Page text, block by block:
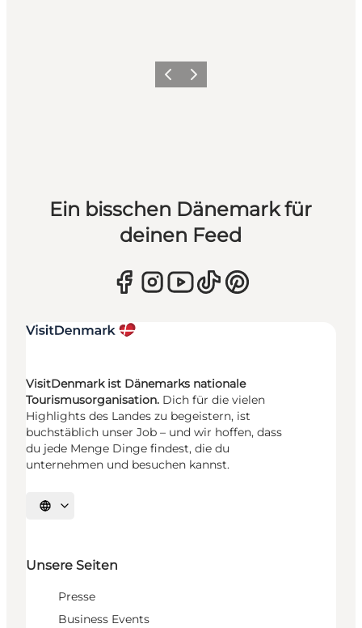
ZurückWeiter
Ein bisschen Dänemark für
deinen Feed
VisitDenmark ist Dänemarks nationale
Tourismusorganisation. Dich für die vielen
Highlights des Landes zu begeistern, ist
buchstäblich unser Job – und wir hoffen, dass
du jede Menge Dinge findest, die du
unternehmen und besuchen kannst.
Sprache auswählen
Unsere Seiten
Presse
Business Events